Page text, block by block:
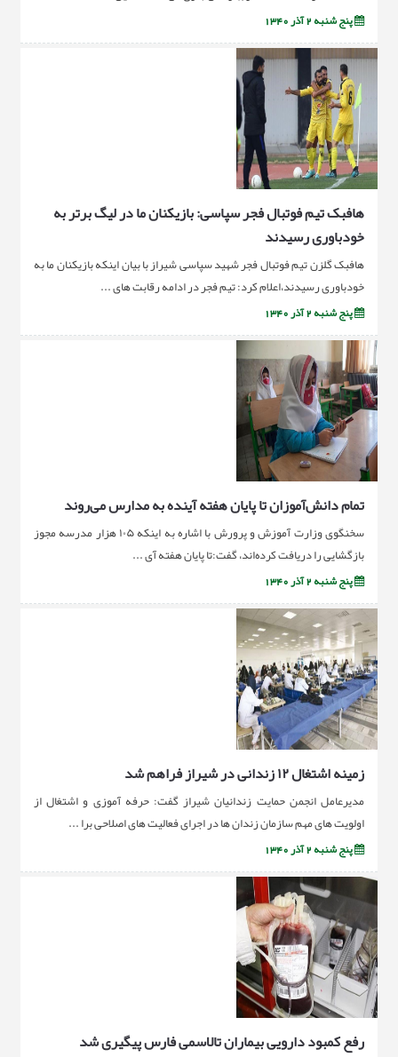
پنج شنبه 2 آذر 1340
هافبک تیم فوتبال فجر سپاسی: بازیکنان ما در لیگ برتر به
خودباوری رسیدند
هافبک گلزن تیم فوتبال فجر شهید سپاسی شیراز با بیان اینکه بازیکنان ما به
خودباوری رسیدند،اعلام کرد: تیم فجر در ادامه رقابت های ...
پنج شنبه 2 آذر 1340
تمام دانش‌آموزان تا پایان هفته آینده به مدارس می‌روند
سخنگوی وزارت آموزش و پرورش با اشاره به اینکه ۱۰۵ هزار مدرسه مجوز
بازگشایی را دریافت کرده‌‌اند، گفت:تا پایان هفته آی ...
پنج شنبه 2 آذر 1340
زمینه اشتغال ۱۲ زندانی در شیراز فراهم‌ شد
مدیرعامل انجمن حمایت زندانیان شیراز گفت: حرفه آموزی و اشتغال از
اولویت های مهم سازمان زندان ها در اجرای فعالیت های اصلاحی برا ...
پنج شنبه 2 آذر 1340
رفع کمبود دارویی بیماران تالاسمی فارس پیگیری شد